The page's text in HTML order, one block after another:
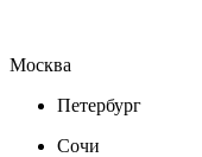
Москва
Петербург
Сочи